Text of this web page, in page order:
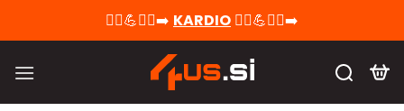
🚴‍♀️💪🏃‍♂️‍➡️ KARDIO 🚴‍♀️💪🏃‍♂️‍➡️